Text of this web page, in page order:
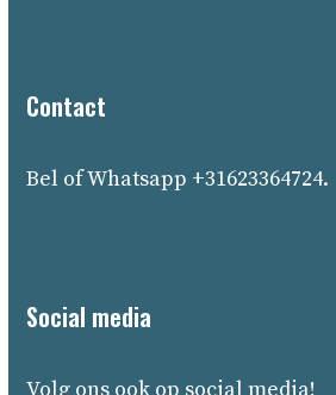
Contact
Bel of Whatsapp +31623364724.
Social media